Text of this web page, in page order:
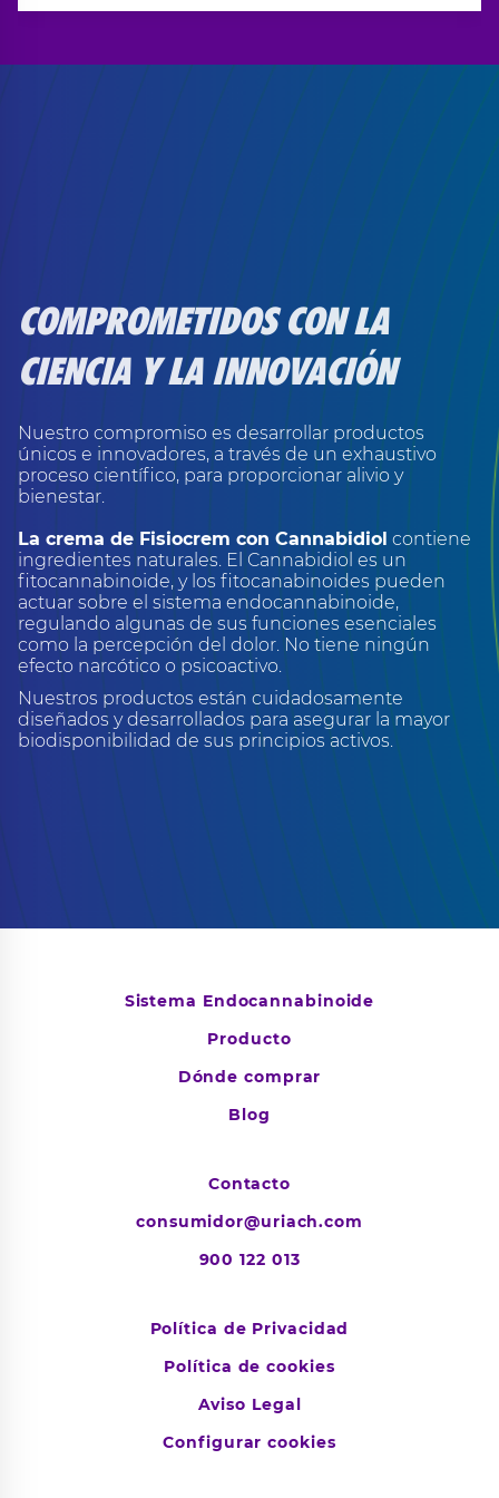
COMPROMETIDOS CON LA
CIENCIA Y LA INNOVACIÓN
Nuestro compromiso es desarrollar productos
únicos e innovadores, a través de un exhaustivo
proceso científico, para proporcionar alivio y
bienestar.
La crema de Fisiocrem con Cannabidiol contiene
ingredientes naturales. El Cannabidiol es un
fitocannabinoide, y los fitocanabinoides pueden
actuar sobre el sistema endocannabinoide,
regulando algunas de sus funciones esenciales
como la percepción del dolor. No tiene ningún
efecto narcótico o psicoactivo.
Nuestros productos están cuidadosamente
diseñados y desarrollados para asegurar la mayor
biodisponibilidad de sus principios activos.
Sistema Endocannabinoide
Producto
Dónde comprar
Blog
Contacto
consumidor@uriach.com
900 122 013
Política de Privacidad
Política de cookies
Aviso Legal
Configurar cookies